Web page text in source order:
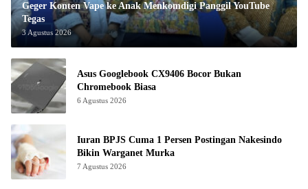
Geger Konten Vape ke Anak Menkomdigi Panggil YouTube
Tegas
3 Agustus 2026
Asus Googlebook CX9406 Bocor Bukan
Chromebook Biasa
6 Agustus 2026
Iuran BPJS Cuma 1 Persen Postingan Nakesindo
Bikin Warganet Murka
7 Agustus 2026